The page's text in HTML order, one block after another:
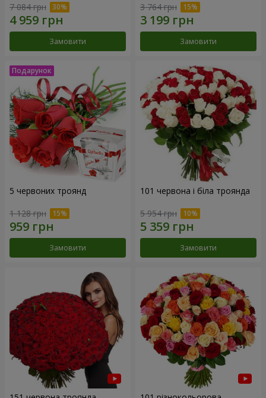
7 084 грн
Замовити
3 764 грн
Замовити
5 червоних троянд
1 128 грн
Замовити
101 червона і біла троянда
5 954 грн
Замовити